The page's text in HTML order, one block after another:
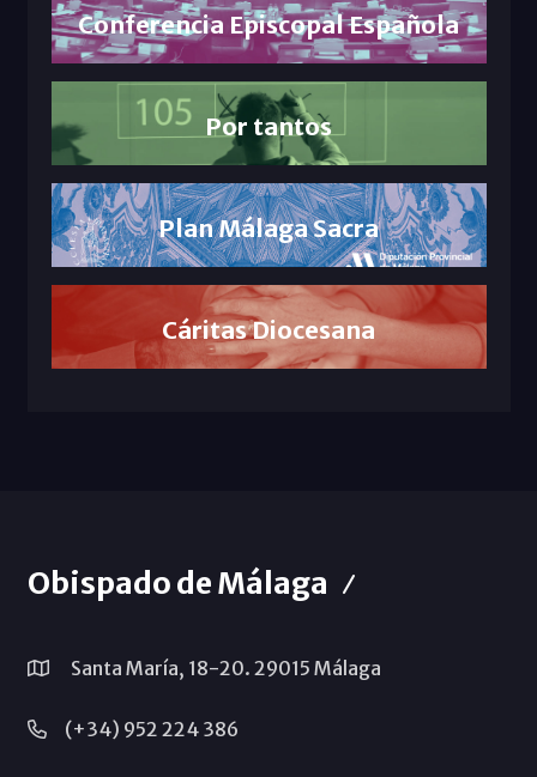
Conferencia Episcopal Española
Por tantos
Plan Málaga Sacra
Cáritas Diocesana
Obispado de Málaga
Santa María, 18-20. 29015 Málaga
(+34) 952 224 386